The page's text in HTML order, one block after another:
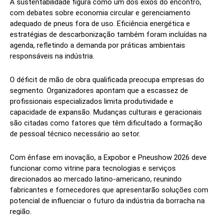
A sustentabilidade figura como um dos eixos do encontro,
com debates sobre economia circular e gerenciamento
adequado de pneus fora de uso. Eficiência energética e
estratégias de descarbonização também foram incluídas na
agenda, refletindo a demanda por práticas ambientais
responsáveis na indústria.
O déficit de mão de obra qualificada preocupa empresas do
segmento. Organizadores apontam que a escassez de
profissionais especializados limita produtividade e
capacidade de expansão. Mudanças culturais e geracionais
são citadas como fatores que têm dificultado a formação
de pessoal técnico necessário ao setor.
Com ênfase em inovação, a Expobor e Pneushow 2026 deve
funcionar como vitrine para tecnologias e serviços
direcionados ao mercado latino-americano, reunindo
fabricantes e fornecedores que apresentarão soluções com
potencial de influenciar o futuro da indústria da borracha na
região.